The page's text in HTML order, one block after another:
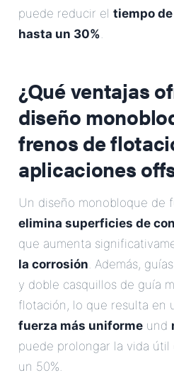
puede reducir el tiempo
hasta un 30%.
¿Qué ventajas
diseño
frenos de
aplicaciones
Un diseño monobloque de
elimina superficies de
que aumenta
la corrosión. Además,
y doble casquillos de guía
flotación, lo que resulta en
fuerza más uniforme und
puede prolongar la vida útil
un 50%.